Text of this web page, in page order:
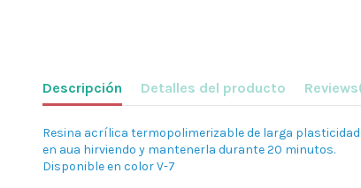
Descripción Detalles del producto Reviews
Resina acrílica termopolimerizable de larga
en aua hirviendo y mantenerla durante 20 minutos.
Disponible en color V-7